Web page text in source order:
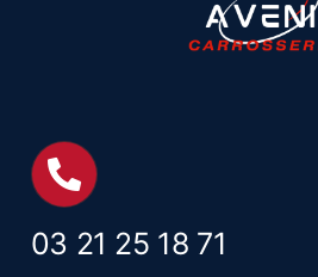
03 21 25 18 71